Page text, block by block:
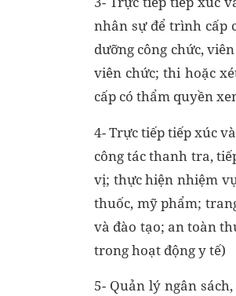
nhân sự để trình cấp
dưỡng công chức,
viên chức; thi hoặc
cấp có thẩm quyền
4- Trực tiếp tiếp xúc
công tác thanh tra,
vị; thực hiện nhiệm
thuốc, mỹ phẩm;
và đào tạo; an toàn
trong hoạt động y tế)
5- Quản lý ngân